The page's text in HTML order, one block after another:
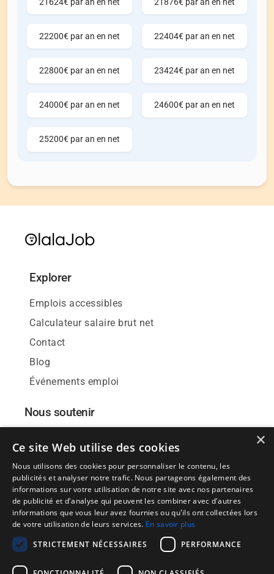
22200€ par an en net 22404€ par an en net
22800€ par an en net 23424€ par an en net
24000€ par an en net 24600€ par an en net
25200€ par an en net
Explorer
Emplois accessibles
Calculateur salaire brut net
Contact
Blog
Événements emploi
Nous soutenir
Nos affiches
Publier une offre d'emploi
Mentions Légales| Paramètres Cookies|Candidats:
×
Ce site Web utilise des cookies
Nous utilisons des cookies pour personnaliser le contenu, les
publicités et analyser notre trafic. Nous partageons également des
informations sur votre utilisation de notre site avec nos partenaires
de publicité et d'analyse qui peuvent les combiner avec d'autres
informations que vous leur avez fournies ou qu'ils ont collectées lors
de votre utilisation de leurs services. En savoir plus
STRICTEMENT NÉCESSAIRES
PERFORMANCE